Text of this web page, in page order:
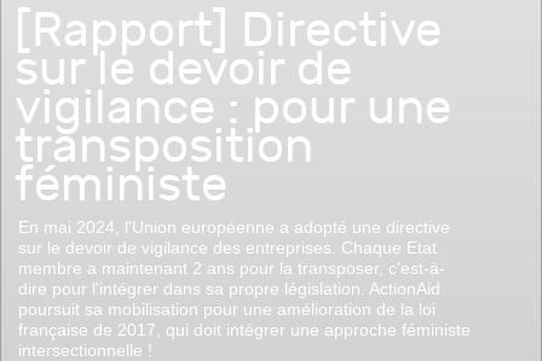
[Rapport] Directive
sur le devoir de
vigilance : pour une
transposition
féministe
En mai 2024, l'Union européenne a adopté une directive
sur le devoir de vigilance des entreprises. Chaque Etat
membre a maintenant 2 ans pour la transposer, c'est-à-
dire pour l'intégrer dans sa propre législation. ActionAid
poursuit sa mobilisation pour une amélioration de la loi
française de 2017, qui doit intégrer une approche féministe
intersectionnelle !